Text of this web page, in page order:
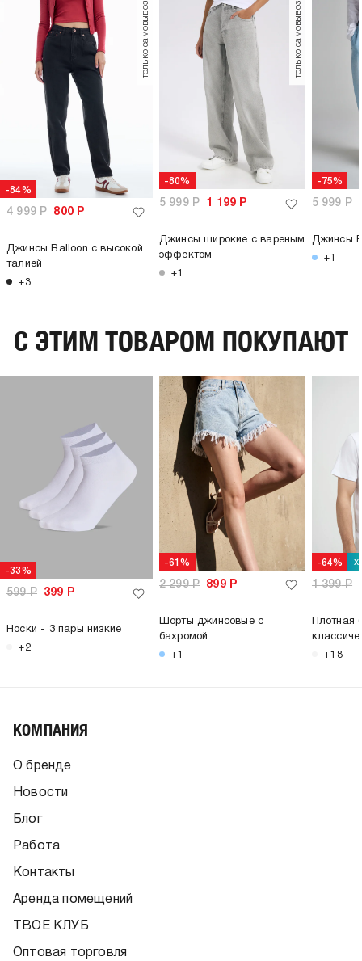
-84%
только самовывоз
4 999Р 800 Р
Джинсы Balloon с высокой
талией
+3
-80%
только самовывоз
5 999Р 1 199 Р
Джинсы широкие с вареным
эффектом
+1
-75%
5 999Р
Джинсы
+1
C ЭТИМ ТОВАРОМ ПОКУПАЮТ
-33%
599Р 399 Р
Носки - 3 пары низкие
+2
-61%
2 299Р 899Р
Шорты джинсовые с
бахромой
+1
-64%
1 399Р
Плотная
+18
КОМПАНИЯ
О бренде
Новости
Блог
Работа
Контакты
Аренда помещений
ТВОЕ КЛУБ
Оптовая торговля